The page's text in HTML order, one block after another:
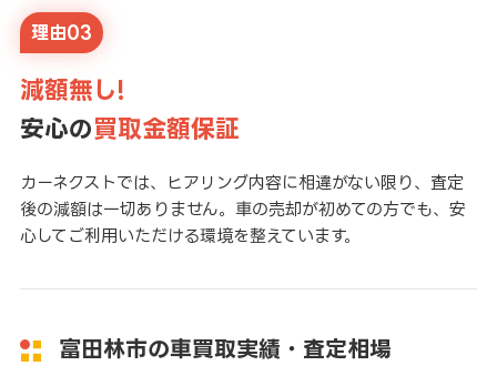
理由03
減額無し!
安心の買取金額保証
カーネクストでは、ヒアリング内容に相違がない限り、査定
後の減額は一切ありません。車の売却が初めての方でも、安
心してご利用いただける環境を整えています。
富田林市の車買取実績・査定相場